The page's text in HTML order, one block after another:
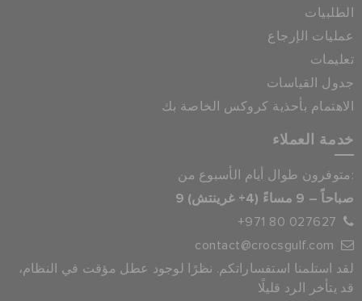
الطلبيات
عمليات الإرجاع
تعليمات
جدول القياسات
الاهتمام بأحذية كروكس الخاصة بك
خدمة العملاء
متوفرون طوال أيام الأسبوع من:
9 صباحاً – 9 مساءً (4+ غرينتش)
+971 80 027627
contact@crocsgulf.com
لقد استلمنا استفساراتكم. نظرًا لوجود عطل مؤقت في النظام،
قد يتأخر الرد قليلًا